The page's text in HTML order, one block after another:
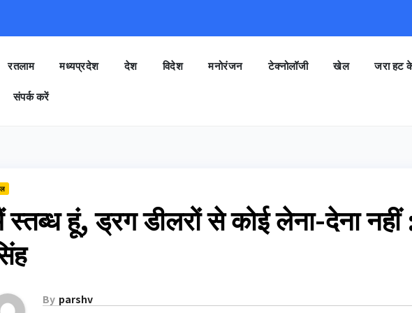
रतलाम मध्यप्रदेश देश विदेश मनोरंजन टेक्नोलॉजी खेल जरा हट
संपर्क करें
स्तब्ध हूं, ड्रग डीलरों से कोई लेना-देना नहीं
By parshv